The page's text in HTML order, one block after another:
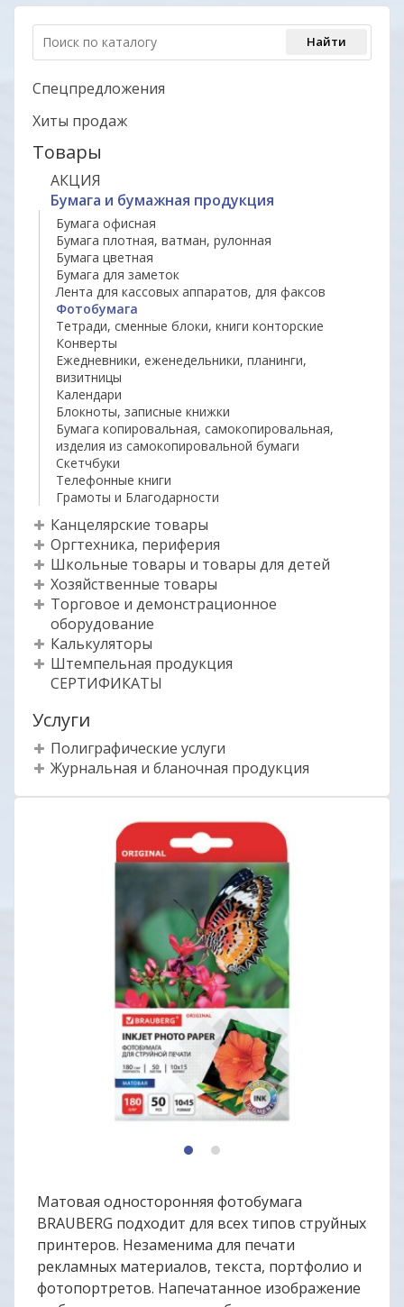
Спецпредложения
Хиты продаж
Товары
АКЦИЯ
Бумага и бумажная продукция
Бумага офисная
Бумага плотная, ватман, рулонная
Бумага цветная
Бумага для заметок
Лента для кассовых аппаратов, для факсов
Фотобумага
Тетради, сменные блоки, книги конторские
Конверты
Ежедневники, еженедельники, планинги,
визитницы
Календари
Блокноты, записные книжки
Бумага копировальная, самокопировальная,
изделия из самокопировальной бумаги
Скетчбуки
Телефонные книги
Грамоты и Благодарности
Канцелярские товары
Оргтехника, периферия
Школьные товары и товары для детей
Хозяйственные товары
Торговое и демонстрационное
оборудование
Калькуляторы
Штемпельная продукция
СЕРТИФИКАТЫ
Услуги
Полиграфические услуги
Журнальная и бланочная продукция
1 2
Матовая односторонняя фотобумага
BRAUBERG подходит для всех типов струйных
принтеров. Незаменима для печати
рекламных материалов, текста, портфолио и
фотопортретов. Напечатанное изображение